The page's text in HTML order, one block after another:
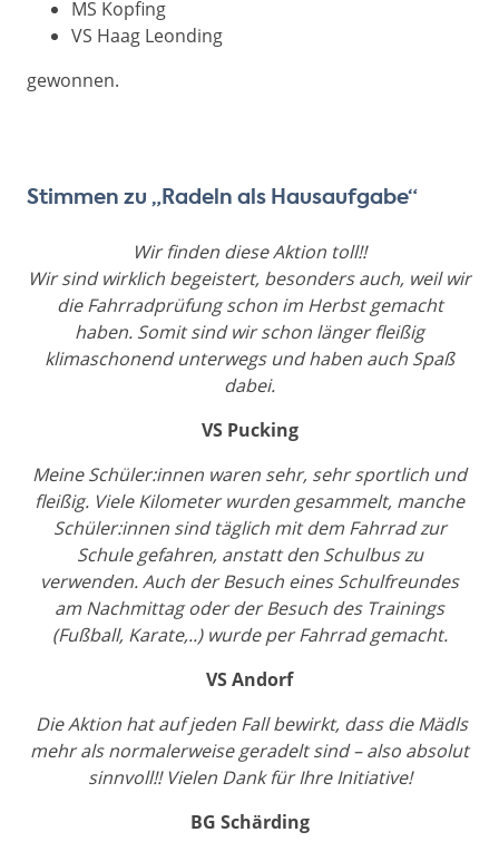
MS Kopfing
VS Haag Leonding
gewonnen.
Stimmen zu „Radeln als Hausaufgabe“
Wir finden diese Aktion toll!!
Wir sind wirklich begeistert, besonders auch, weil wir
die Fahrradprüfung schon im Herbst gemacht
haben. Somit sind wir schon länger fleißig
klimaschonend unterwegs und haben auch Spaß
dabei.
VS Pucking
Meine Schüler:innen waren sehr, sehr sportlich und
fleißig. Viele Kilometer wurden gesammelt, manche
Schüler:innen sind täglich mit dem Fahrrad zur
Schule gefahren, anstatt den Schulbus zu
verwenden. Auch der Besuch eines Schulfreundes
am Nachmittag oder der Besuch des Trainings
(Fußball, Karate,..) wurde per Fahrrad gemacht.
VS Andorf
Die Aktion hat auf jeden Fall bewirkt, dass die Mädls
mehr als normalerweise geradelt sind – also absolut
sinnvoll!! Vielen Dank für Ihre Initiative!
BG Schärding